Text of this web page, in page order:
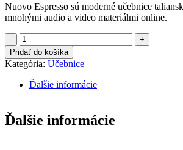
Nuovo Espresso sú moderné učebnice
mnohými audio a video materiálmi online.
množstvo
Nuovo
Espresso
2
Pridať do košíka
Kategória: Učebnice
Ďalšie informácie
Ďalšie informácie